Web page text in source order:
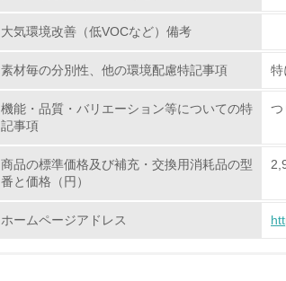
15.
16. <L2> 環境負荷ができるだけ小
大気環境改善（低VOCなど）備考
素材毎の分別性、他の環境配慮特記事項 特
機能・品質・バリエーション等についての特
記事項
つ
商品の標準価格及び補充・交換用消耗品の型
番と価格（円）
ホームページアドレス